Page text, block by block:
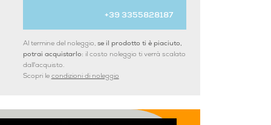
+39 3355828187
Al termine del noleggio, se il prodotto ti è piaciuto,
potrai acquistarlo: il costo noleggio ti verrà scalato
dall'acquisto.
Scopri le condizioni di noleggio